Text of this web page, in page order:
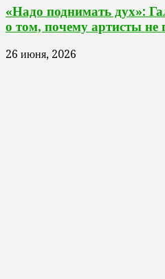
«Надо поднимать дух»:
о том, почему артисты
26 июня, 2026